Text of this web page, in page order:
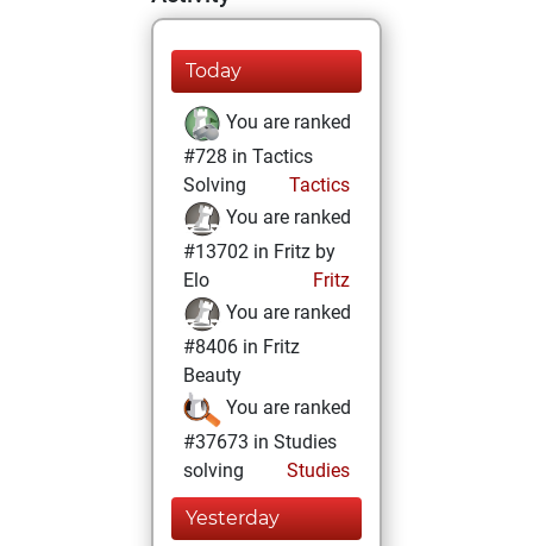
Today
You are ranked
#728 in Tactics
Solving
Tactics
You are ranked
#13702 in Fritz by
Elo
Fritz
You are ranked
#8406 in Fritz
Beauty
You are ranked
#37673 in Studies
solving
Studies
Yesterday